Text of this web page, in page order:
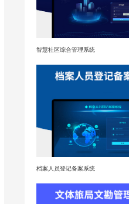
智慧社区综合管理系统
档案人员登记备案系统